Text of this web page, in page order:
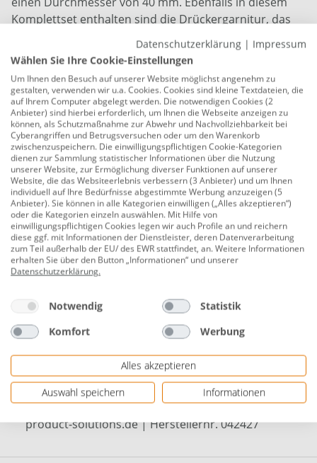
Komplettset enthalten sind die Drückergarnitur, das
Schloss und 3 Schlüssel. Für die Langlebigkeit ist das
Einzeltor verzinkt und pulverbeschichtet in der Farbe
anthrazit (RAL 7016). Die Torhöhe beträgt 1000 mm
und die Pfostenlänge 1500 mm.
Pfostenmaß: Ø 6 cm, Torrahmen: Ø 4 cm
Wellengitter in den Maßen von 5 x 5 cm
Maße: 100 x 100 cm (H x B)
Drahtstärke: 4 mm (Ø)
Material: Stahl
Farbe: anthrazit RAL 7016
Oberfläche: zinkphosphatiert und pulverbeschichtet
Komplett-Set, einfache Montage
Lieferumfang: 1 Einzeltor Komplettset, inklusive 2x
Herstellerinformationen: Elmar Jung Product
Solutions GmbH & Co. KG | Am Blücherflöz 1 |
66538 Neunkirchen, DEUTSCHLAND | eMail: info@ej-
product-solutions.de | Herstellernr. 042427
Datenschutzerklärung | Impressum
Wählen Sie Ihre Cookie-Einstellungen
Um Ihnen den Besuch auf unserer Website möglichst angenehm zu
gestalten, verwenden wir u.a. Cookies. Cookies sind kleine Textdateien, die
auf Ihrem Computer abgelegt werden. Die notwendigen Cookies (2
Anbieter) sind hierbei erforderlich, um Ihnen die Webseite anzeigen zu
können, als Schutzmaßnahme zur Abwehr und Nachvollziehbarkeit bei
Cyberangriffen und Betrugsversuchen oder um den Warenkorb
zwischenzuspeichern. Die einwilligungspflichtigen Cookie-Kategorien
dienen zur Sammlung statistischer Informationen über die Nutzung
unserer Website, zur Ermöglichung diverser Funktionen auf unserer
Website, die das Websiteerlebnis verbessern (3 Anbieter) und um Ihnen
individuell auf Ihre Bedürfnisse abgestimmte Werbung anzuzeigen (5
Anbieter). Sie können in alle Kategorien einwilligen („Alles akzeptieren“)
oder die Kategorien einzeln auswählen. Mit Hilfe von
einwilligungspflichtigen Cookies legen wir auch Profile an und reichern
diese ggf. mit Informationen der Dienstleister, deren Datenverarbeitung
zum Teil außerhalb der EU/ des EWR stattfindet, an. Weitere Informationen
erhalten Sie über den Button „Informationen“ und unserer
Datenschutzerklärung.
Notwendig
Statistik
Komfort
Werbung
Alles akzeptieren
Auswahl speichern
Informationen